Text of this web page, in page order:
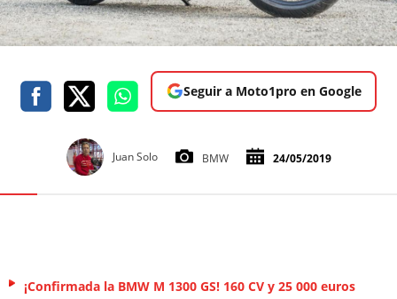
Seguir a Moto1pro en Google
Juan Solo BMW 24/05/2019
¡Confirmada la BMW M 1300 GS! 160 CV y 25 000 euros